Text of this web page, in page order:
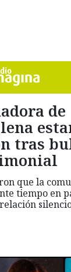
de
tras
que la
tiempo en